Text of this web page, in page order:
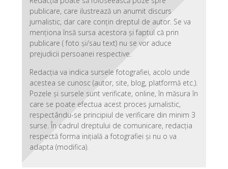
publicare, care ilustrează un anumit discurs
jurnalistic, dar care conțin dreptul de autor. Se va
menționa însă sursa acestora și faptul că prin
publicare ( foto și/sau text) nu se vor aduce
prejudicii persoanei respective.
Redacția va indica sursele fotografiei, acolo unde
acestea se cunosc (autor, site, blog, platformă etc.).
Pozele și sursele sunt verificate, online, în măsura în
care se poate efectua acest proces jurnalistic,
respectându-se principiul de verificare din minim 3
surse. În cadrul dreptului de comunicare, redacția
respectă forma inițială a fotografiei și nu o va
adapta (modifica).